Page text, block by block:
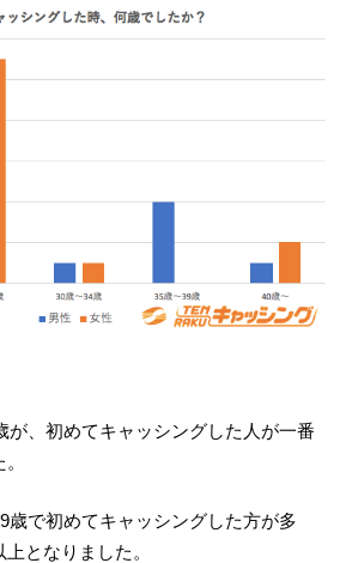
が、初めてキャッシングした人が一番
歳で初めてキャッシングした方が多
となりました。